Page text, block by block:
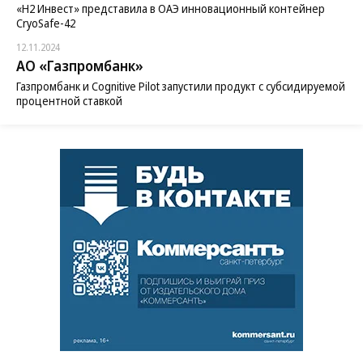
«H2 Инвест» представила в ОАЭ инновационный контейнер
CryoSafe-42
12.11.2024
АО «Газпромбанк»
Газпромбанк и Cognitive Pilot запустили продукт с субсидируемой
процентной ставкой